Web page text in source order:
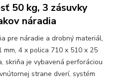
50 kg, 3 zásuvky
náradia
pre náradie a drobný materiál,
mm, 4 x polica 710 x 510 x 25
skriňa je vybavená perforáciou
strane dverí, systém